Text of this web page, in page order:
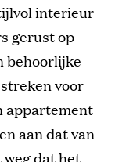
interieur
gerust op
behoorlijke
voor
appartement
aan dat van
dat het